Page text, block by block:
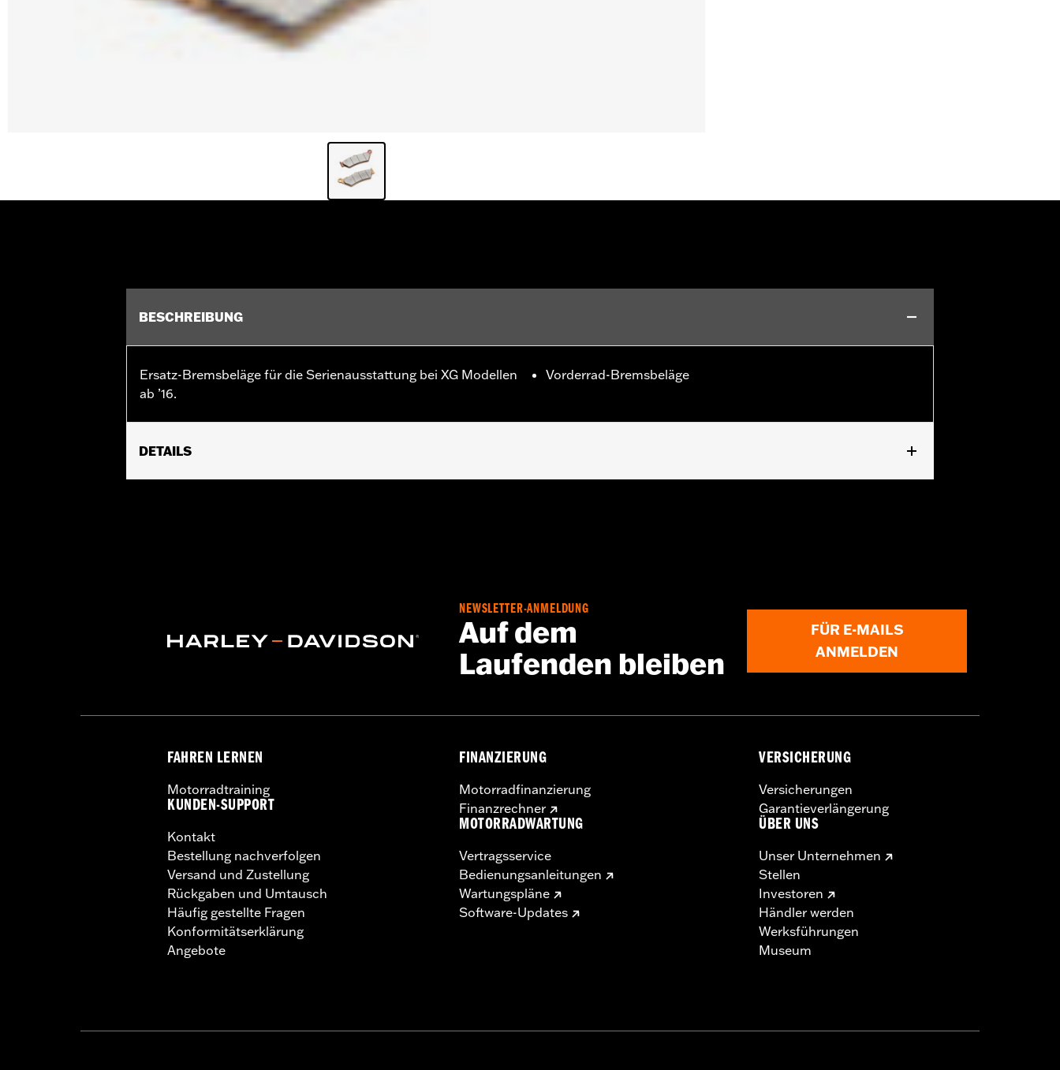
BESCHREIBUNG
Ersatz-Bremsbeläge für die Serienausstattung bei XG Modellen
ab ’16.
Vorderrad-Bremsbeläge
DETAILS
NEWSLETTER-ANMELDUNG
Auf dem
Laufenden bleiben
FÜR E-MAILS
ANMELDEN
FAHREN LERNEN
Motorradtraining
KUNDEN-SUPPORT
Kontakt
Bestellung nachverfolgen
Versand und Zustellung
Rückgaben und Umtausch
Häufig gestellte Fragen
Konformitätserklärung
Angebote
FINANZIERUNG
Motorradfinanzierung
Finanzrechner
MOTORRADWARTUNG
Vertragsservice
Bedienungsanleitungen
Wartungspläne
Software-Updates
VERSICHERUNG
Versicherungen
Garantieverlängerung
ÜBER UNS
Unser Unternehmen
Stellen
Investoren
Händler werden
Werksführungen
Museum